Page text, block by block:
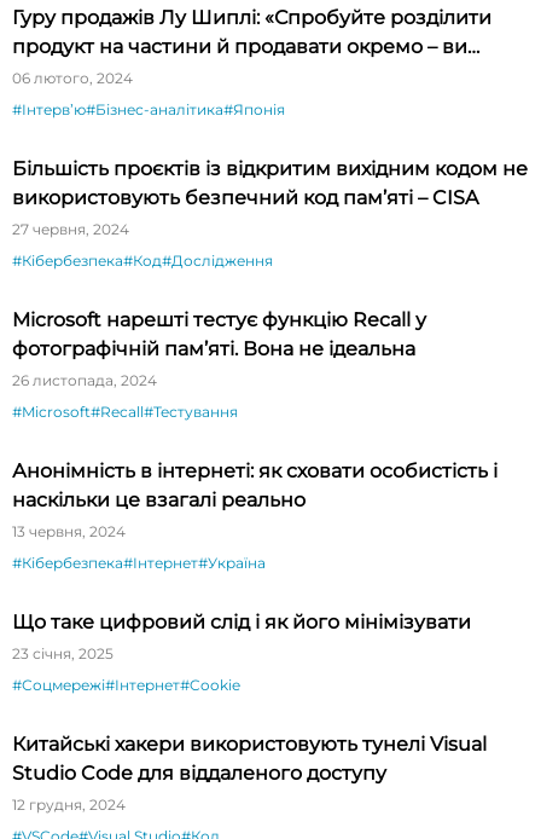
Гуру продажів Лу Шиплі: «Спробуйте розділити
продукт на частини й продавати окремо – ви
будете вражені»
06 лютого, 2024
#Інтервʼю#Бізнес-аналітика#Японія
Більшість проєктів із відкритим вихідним кодом не
використовують безпечний код пам’яті – CISA
27 червня, 2024
#Кібербезпека#Код#Дослідження
Microsoft нарешті тестує функцію Recall у
фотографічній пам’яті. Вона не ідеальна
26 листопада, 2024
#Microsoft#Recall#Тестування
Анонімність в інтернеті: як сховати особистість і
наскільки це взагалі реально
13 червня, 2024
#Кібербезпека#Інтернет#Україна
Що таке цифровий слід і як його мінімізувати
23 січня, 2025
#Соцмережі#Інтернет#Cookie
Китайські хакери використовують тунелі Visual
Studio Code для віддаленого доступу
12 грудня, 2024